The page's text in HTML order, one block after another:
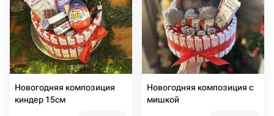
Новогодняя композиция
киндер 15см
Новогодняя композиция с
мишкой